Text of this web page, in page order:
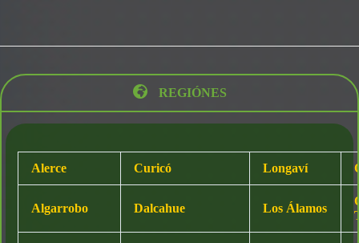
REGIÓNES
Alerce Curicó Longaví
Algarrobo Dalcahue Los Álamos